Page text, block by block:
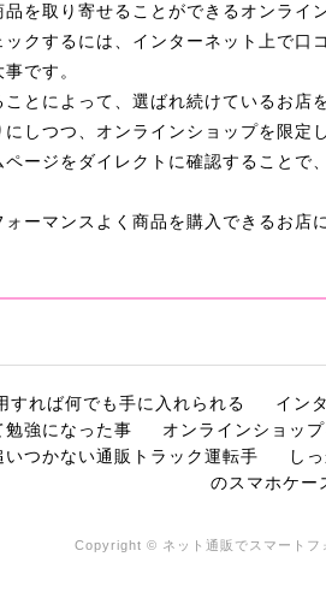
を取り寄せることができるオンライ
クするには、インターネット上で
です。
とによって、選ばれ続けているお店
しつつ、オンラインショップを限定
ージをダイレクトに確認すること
ーマンスよく商品を購入できるお店
すれば何でも手に入れられる イン
勉強になった事 オンラインショッ
つかない通販トラック運転手 し
のスマホケー
Copyright © ネット通販でスマート